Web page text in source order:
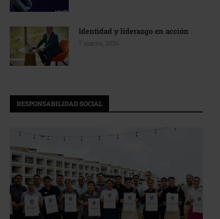
Identidad y liderazgo en acción
7 marzo, 2026
RESPONSABILIDAD SOCIAL